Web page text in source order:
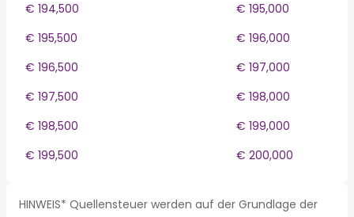
€ 194,500
€ 195,000
€ 195,500
€ 196,000
€ 196,500
€ 197,000
€ 197,500
€ 198,000
€ 198,500
€ 199,000
€ 199,500
€ 200,000
HINWEIS* Quellensteuer werden auf der Grundlage der